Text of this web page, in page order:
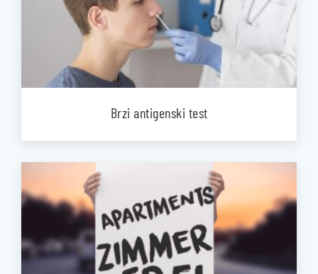
Brzi antigenski test